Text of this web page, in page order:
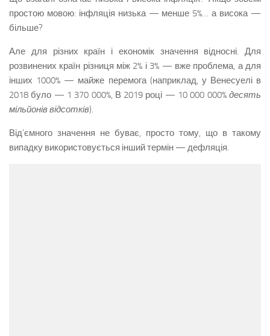
простою мовою: інфляція низька — менше 5%… а висока —
більше?
Але для різних країн і економік значення відносні. Для
розвинених країн різниця між 2% і 3% — вже проблема, а для
інших 1000% — майже перемога (наприклад, у Венесуелі в
2018 було — 1 370 000%, В 2019 році — 10 000 000% десять
мільйонів відсотків).
Від’ємного значення не буває, просто тому, що в такому
випадку використовується інший термін — дефляція.